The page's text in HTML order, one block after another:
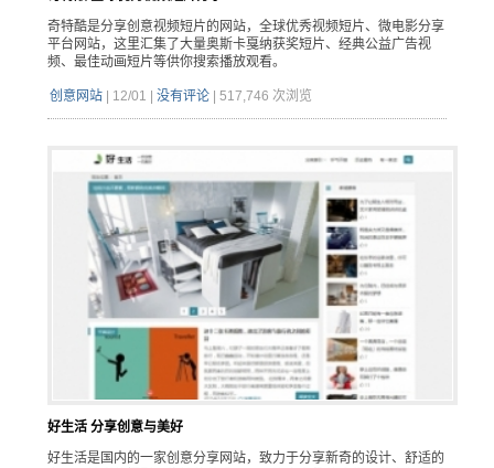
奇特酷是分享创意视频短片的网站，全球优秀视频短片、微电影分享
平台网站，这里汇集了大量奥斯卡戛纳获奖短片、经典公益广告视
频、最佳动画短片等供你搜索播放观看。
创意网站| 12/01 | 没有评论| 517,746 次浏览
好生活 分享创意与美好
好生活是国内的一家创意分享网站，致力于分享新奇的设计、舒适的